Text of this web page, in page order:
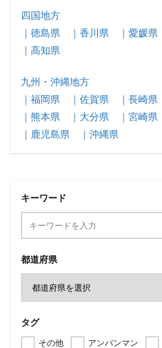
四国地方
｜徳島県
｜香川県
｜愛媛県
｜高知県
九州・沖縄地方
｜福岡県
｜佐賀県
｜長崎県
｜熊本県
｜大分県
｜宮崎県
｜鹿児島県
｜沖縄県
キーワード
都道府県
タグ
その他 アンパンマン